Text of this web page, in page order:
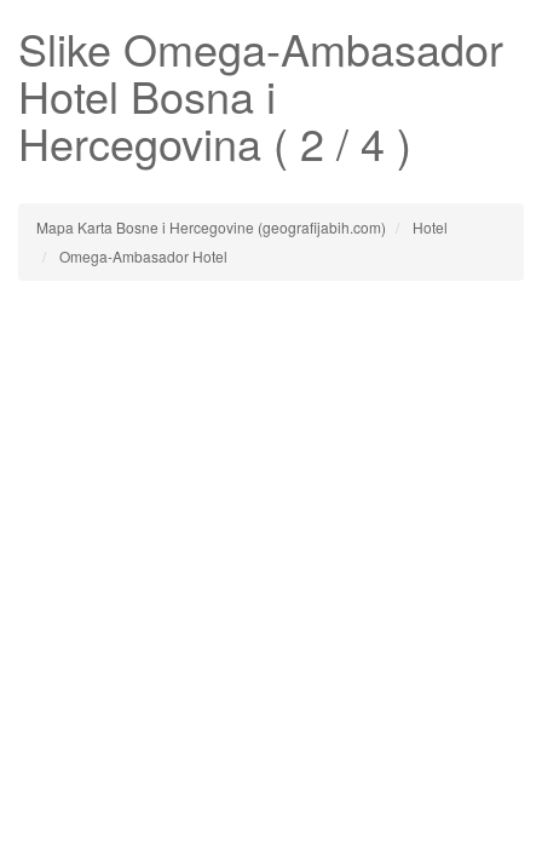
Slike Omega-Ambasador
Hotel Bosna i
Hercegovina ( 2 / 4 )
Mapa Karta Bosne i Hercegovine (geografijabih.com)
Hotel
Omega-Ambasador Hotel